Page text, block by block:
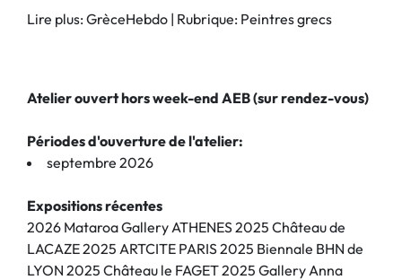
Lire plus: GrèceHebdo | Rubrique: Peintres grecs
Atelier ouvert hors week-end AEB (sur rendez-vous)
Périodes d'ouverture de l'atelier:
septembre 2026
Expositions récentes
2026 Mataroa Gallery ATHENES 2025 Château de
LACAZE 2025 ARTCITE PARIS 2025 Biennale BHN de
LYON 2025 Château le FAGET 2025 Gallery Anna